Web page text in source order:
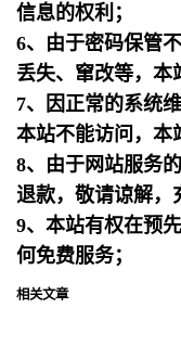
信息的权利；
6、由于密码保管
丢失、窜改等，本
7、因正常的系统
本站不能访问，本
8、由于网站服务
退款，敬请谅解，
9、本站有权在预
何免费服务；
相关文章